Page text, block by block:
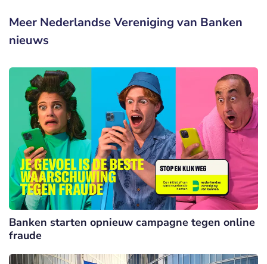
Meer Nederlandse Vereniging van Banken
nieuws
Banken starten opnieuw campagne tegen online
fraude